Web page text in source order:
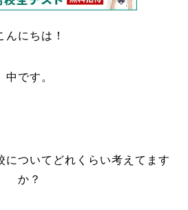
んにちは！
中です。
についてどれくらい考えてます
か？